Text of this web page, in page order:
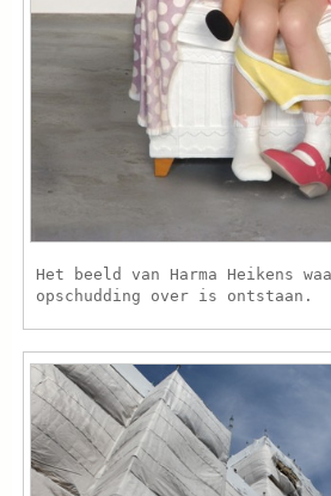
Het beeld van Harma Heikens
opschudding over is ontstaan.